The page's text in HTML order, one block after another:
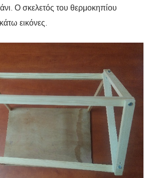
Ο σκελετός του θερμοκηπίου
εικόνες.